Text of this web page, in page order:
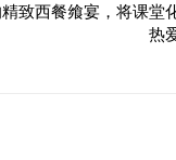
致西餐飨宴，将课堂
热